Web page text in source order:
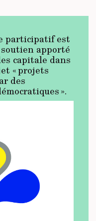
participatif est
apporté
capitale dans
« projets
des
».